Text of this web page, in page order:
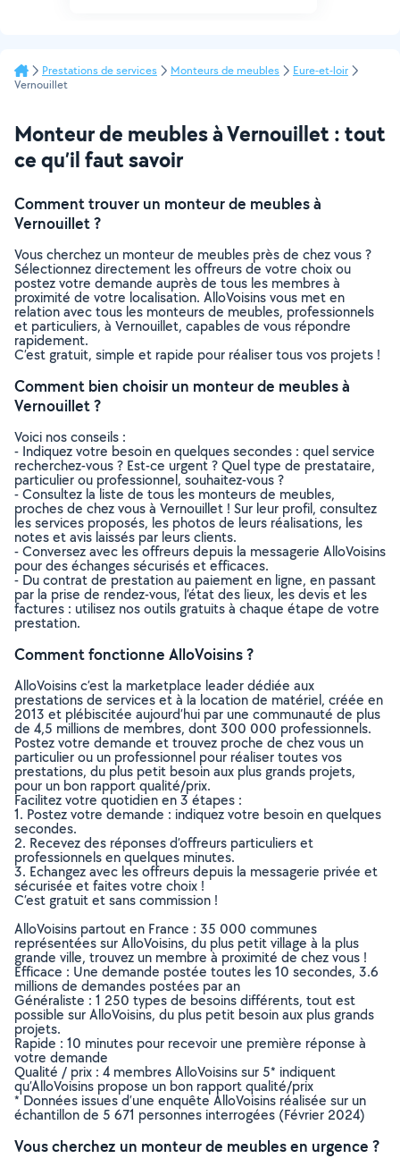
Prestations de services Monteurs de meubles
Eure-et-loir
Vernouillet
Monteur de meubles à Vernouillet : tout
ce qu’il faut savoir
Comment trouver un monteur de meubles à
Vernouillet ?
Vous cherchez un monteur de meubles près de chez vous ?
Sélectionnez directement les offreurs de votre choix ou
postez votre demande auprès de tous les membres à
proximité de votre localisation. AlloVoisins vous met en
relation avec tous les monteurs de meubles, professionnels
et particuliers, à Vernouillet, capables de vous répondre
rapidement.
C’est gratuit, simple et rapide pour réaliser tous vos projets !
Comment bien choisir un monteur de meubles à
Vernouillet ?
Voici nos conseils :
- Indiquez votre besoin en quelques secondes : quel service
recherchez-vous ? Est-ce urgent ? Quel type de prestataire,
particulier ou professionnel, souhaitez-vous ?
- Consultez la liste de tous les monteurs de meubles,
proches de chez vous à Vernouillet ! Sur leur profil, consultez
les services proposés, les photos de leurs réalisations, les
notes et avis laissés par leurs clients.
- Conversez avec les offreurs depuis la messagerie AlloVoisins
pour des échanges sécurisés et efficaces.
- Du contrat de prestation au paiement en ligne, en passant
par la prise de rendez-vous, l’état des lieux, les devis et les
factures : utilisez nos outils gratuits à chaque étape de votre
prestation.
Comment fonctionne AlloVoisins ?
AlloVoisins c’est la marketplace leader dédiée aux
prestations de services et à la location de matériel, créée en
2013 et plébiscitée aujourd’hui par une communauté de plus
de 4,5 millions de membres, dont 300 000 professionnels.
Postez votre demande et trouvez proche de chez vous un
particulier ou un professionnel pour réaliser toutes vos
prestations, du plus petit besoin aux plus grands projets,
pour un bon rapport qualité/prix.
Facilitez votre quotidien en 3 étapes :
1. Postez votre demande : indiquez votre besoin en quelques
secondes.
2. Recevez des réponses d’offreurs particuliers et
professionnels en quelques minutes.
3. Echangez avec les offreurs depuis la messagerie privée et
sécurisée et faites votre choix !
C’est gratuit et sans commission !
AlloVoisins partout en France : 35 000 communes
représentées sur AlloVoisins, du plus petit village à la plus
grande ville, trouvez un membre à proximité de chez vous !
Efficace : Une demande postée toutes les 10 secondes, 3.6
millions de demandes postées par an
Généraliste : 1 250 types de besoins différents, tout est
possible sur AlloVoisins, du plus petit besoin aux plus grands
projets.
Rapide : 10 minutes pour recevoir une première réponse à
votre demande
Qualité / prix : 4 membres AlloVoisins sur 5* indiquent
qu’AlloVoisins propose un bon rapport qualité/prix
* Données issues d’une enquête AlloVoisins réalisée sur un
échantillon de 5 671 personnes interrogées (Février 2024)
Vous cherchez un monteur de meubles en urgence ?